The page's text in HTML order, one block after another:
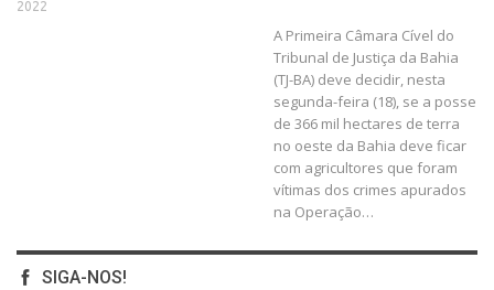
2022
A Primeira Câmara Cível do
Tribunal de Justiça da Bahia
(TJ-BA) deve decidir, nesta
segunda-feira (18), se a posse
de 366 mil hectares de terra
no oeste da Bahia deve ficar
com agricultores que foram
vítimas dos crimes apurados
na Operação…
SIGA-NOS!